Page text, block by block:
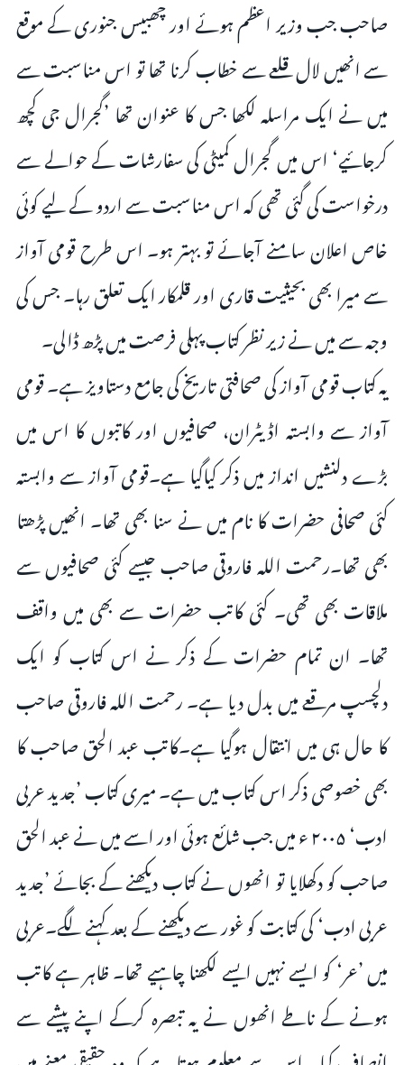
صاحب جب وزیر اعظم ہوئے اور چھبیس جنوری کے موقع
سے انھیں لال قلعے سے خطاب کرنا تھا تو اس مناسبت سے
میں نے ایک مراسلہ لکھا جس کا عنوان تھا ’گجرال جی کچھ
کرجائیے‘ اس میں گجرال کمیٹی کی سفارشات کے حوالے سے
درخواست کی گئی تھی کہ اس مناسبت سے اردو کے لیے کوئی
خاص اعلان سامنے آجائے تو بہتر ہو۔ اس طرح قومی آواز
سے میرا بھی بحیثیت قاری اور قلمکار ایک تعلق رہا۔ جس کی
وجہ سے میں نے زیر نظر کتاب پہلی فرصت میں پڑھ ڈالی۔
یہ کتاب قومی آواز کی صحافتی تاریخ کی جامع دستاویز ہے۔ قومی
آواز سے وابستہ اڈیٹران، صحافیوں اور کاتبوں کا اس میں
بڑے دلنشیں انداز میں ذکر کیاگیا ہے۔قومی آواز سے وابستہ
کئی صحافی حضرات کا نام میں نے سنا بھی تھا۔ انھیں پڑھتا
بھی تھا۔رحمت اللہ فاروقی صاحب جیسے کئی صحافیوں سے
ملاقات بھی تھی۔ کئی کاتب حضرات سے بھی میں واقف
تھا۔ ان تمام حضرات کے ذکر نے اس کتاب کو ایک
دلچسپ مرقعے میں بدل دیا ہے۔ رحمت اللہ فاروقی صاحب
کا حال ہی میں انتقال ہوگیا ہے۔کاتب عبد الحق صاحب کا
بھی خصوصی ذکر اس کتاب میں ہے۔ میری کتاب ’جدید عربی
ادب‘ ۲۰۰۵ ء میں جب شائع ہوئی اور اسے میں نے عبد الحق
صاحب کو دکھلایا تو انھوں نے کتاب دیکھنے کے بجائے ’جدید
عربی ادب‘ کی کتابت کو غور سے دیکھنے کے بعد کہنے لگے۔عربی
میں ’عر‘ کو ایسے نہیں ایسے لکھنا چاہیے تھا۔ ظاہر ہے کاتب
ہونے کے ناطے انھوں نے یہ تبصرہ کرکے اپنے پیشے سے